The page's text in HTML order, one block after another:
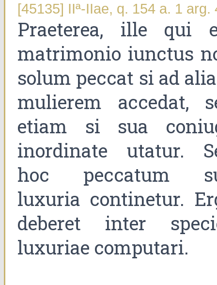
[45135] IIª-IIae, q. 154 a. 1 arg.
Praeterea, ille qui
matrimonio iunctus
solum peccat si ad
mulierem accedat,
etiam si sua
inordinate utatur.
hoc peccatum
luxuria continetur.
deberet inter
luxuriae computari.